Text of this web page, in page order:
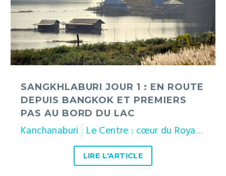
depuis
Bangkok
et
premiers
pas
bord
lac
SANGKHLABURI JOUR 1 : EN ROUTE
DEPUIS BANGKOK ET PREMIERS
PAS AU BORD DU LAC
Kanchanaburi Le Centre : cœur du Royaume
LIRE L'ARTICLE